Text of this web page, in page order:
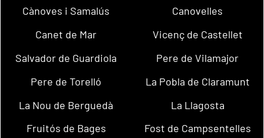
Cànoves i Samalús
Canovelles
Canet de Mar
Vicenç de Castellet
Salvador de Guardiola
Pere de Vilamajor
Pere de Torelló
La Pobla de Claramunt
La Nou de Berguedà
La Llagosta
Fruitós de Bages
Fost de Campsentelles